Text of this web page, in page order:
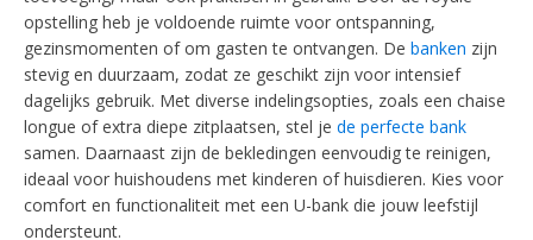
opstelling heb je voldoende ruimte voor ontspanning,
gezinsmomenten of om gasten te ontvangen. De banken zijn
stevig en duurzaam, zodat ze geschikt zijn voor intensief
dagelijks gebruik. Met diverse indelingsopties, zoals een chaise
longue of extra diepe zitplaatsen, stel je de perfecte bank
samen. Daarnaast zijn de bekledingen eenvoudig te reinigen,
ideaal voor huishoudens met kinderen of huisdieren. Kies voor
comfort en functionaliteit met een U-bank die jouw leefstijl
ondersteunt.